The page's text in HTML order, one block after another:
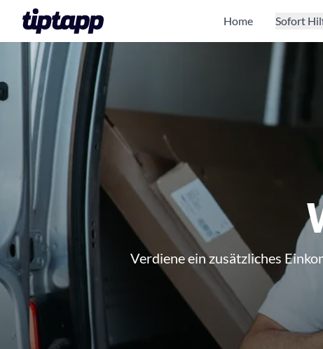
Home Sofort
Verdiene ein zusätzliches